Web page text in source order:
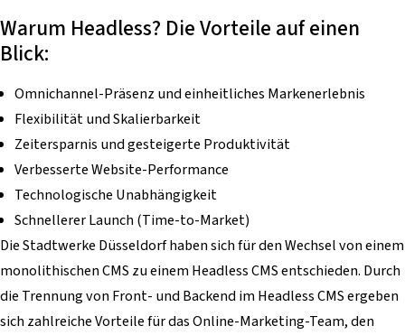
Warum Headless? Die Vorteile auf einen
Blick:
Omnichannel-Präsenz und einheitliches Markenerlebnis
Flexibilität und Skalierbarkeit
Zeitersparnis und gesteigerte Produktivität
Verbesserte Website-Performance
Technologische Unabhängigkeit
Schnellerer Launch (Time-to-Market)
Die Stadtwerke Düsseldorf haben sich für den Wechsel von einem
monolithischen CMS zu einem Headless CMS entschieden. Durch
die Trennung von Front- und Backend im Headless CMS ergeben
sich zahlreiche Vorteile für das Online-Marketing-Team, den